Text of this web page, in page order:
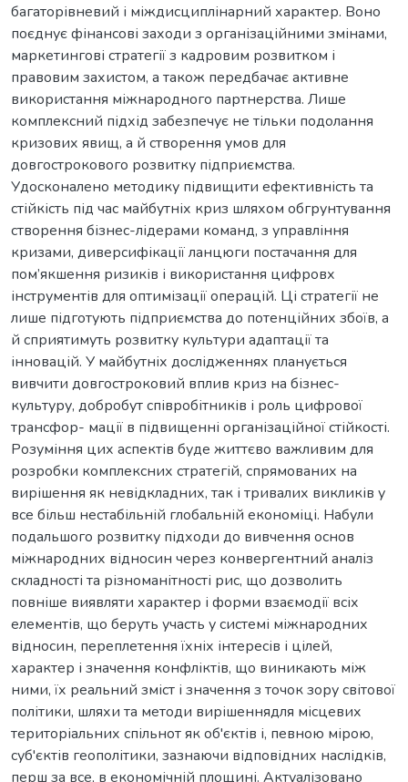
багаторівневий і міждисциплінарний характер. Воно
поєднує фінансові заходи з організаційними змінами,
маркетингові стратегії з кадровим розвитком і
правовим захистом, а також передбачає активне
використання міжнародного партнерства. Лише
комплексний підхід забезпечує не тільки подолання
кризових явищ, а й створення умов для
довгострокового розвитку підприємства.
Удосконалено методику підвищити ефективність та
стійкість під час майбутніх криз шляхом обгрунтування
створення бізнес-лідерами команд, з управління
кризами, диверсифікації ланцюги постачання для
пом’якшення ризиків і використання цифровх
інструментів для оптимізації операцій. Ці стратегії не
лише підготують підприємства до потенційних збоїв, а
й сприятимуть розвитку культури адаптації та
інновацій. У майбутніх дослідженнях планується
вивчити довгостроковий вплив криз на бізнес-
культуру, добробут співробітників і роль цифрової
трансфор- мації в підвищенні організаційної стійкості.
Розуміння цих аспектів буде життєво важливим для
розробки комплексних стратегій, спрямованих на
вирішення як невідкладних, так і тривалих викликів у
все більш нестабільній глобальній економіці. Набули
подальшого розвитку підходи до вивчення основ
міжнародних відносин через конвергентний аналіз
складності та різноманітності рис, що дозволить
повніше виявляти характер і форми взаємодії всіх
елементів, що беруть участь у системі міжнародних
відносин, переплетення їхніх інтересів і цілей,
характер і значення конфліктів, що виникають між
ними, їх реальний зміст і значення з точок зору світової
політики, шляхи та методи вирішеннядля місцевих
територіальних спільнот як об'єктів і, певною мірою,
суб'єктів геополітики, зазнаючи відповідних наслідків,
перш за все, в економічній площині. Актуалізовано